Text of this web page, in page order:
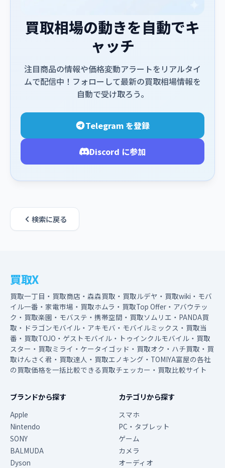
買取相場の動きを自動でキ
ャッチ
注目商品の情報や価格変動アラートをリアルタイ
ムで配信中！フォローして最新の買取相場情報を
自動で受け取ろう。
Telegram を登録
Discord に参加
検索に戻る
買取X
買取一丁目・買取商店・森森買取・買取ルデヤ・買取wiki・モバ
イル一番・家電市場・買取ホムラ・買取Top Offer・アバウテッ
ク・買取楽園・モバステ・携帯空間・買取ソムリエ・PANDA買
取・ドラゴンモバイル・アキモバ・モバイルミックス・買取当
番・買取TOJO・ゲストモバイル・トゥインクルモバイル・買取
スター・買取ミライ・ケータイゴッド・買取オク・ハチ買取・買
取けんさく君・買取達人・買取エノキング・TOMIYA富屋の各社
の買取価格を一括比較できる買取チェッカー・買取比較サイト
ブランドから探す
Apple
Nintendo
SONY
BALMUDA
Dyson
カテゴリから探す
スマホ
PC・タブレット
ゲーム
カメラ
オーディオ